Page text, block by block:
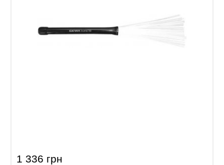
1 336 грн